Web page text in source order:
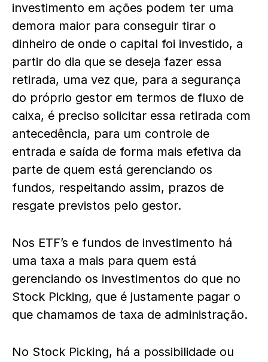
investimento em ações podem ter uma
demora maior para conseguir tirar o
dinheiro de onde o capital foi investido, a
partir do dia que se deseja fazer essa
retirada, uma vez que, para a segurança
do próprio gestor em termos de fluxo de
caixa, é preciso solicitar essa retirada com
antecedência, para um controle de
entrada e saída de forma mais efetiva da
parte de quem está gerenciando os
fundos, respeitando assim, prazos de
resgate previstos pelo gestor.
Nos ETF’s e fundos de investimento há
uma taxa a mais para quem está
gerenciando os investimentos do que no
Stock Picking, que é justamente pagar o
que chamamos de taxa de administração.
No Stock Picking, há a possibilidade ou